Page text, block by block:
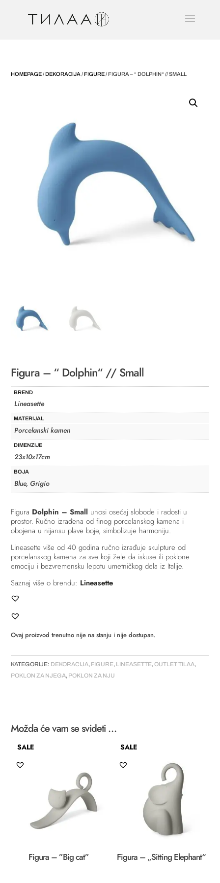
HOMEPAGE/DEKORACIJA /FIGURE/ FIGURA – “ DOLPHIN“ // SMALL
Figura – “ Dolphin“ // Small
BREND
Lineasette
MATERIJAL
Porcelanski kamen
DIMENZIJE
23x10x17cm
BOJA
Blue, Grigio
Figura Dolphin – Small unosi osećaj slobode i radosti u
prostor. Ručno izrađena od finog porcelanskog kamena i
obojena u nijansu plave boje, simbolizuje harmoniju.
Lineasette više od 40 godina ručno izrađuje skulpture od
porcelanskog kamena za sve koji žele da iskuse ili poklone
emociju i bezvremensku lepotu umetničkog dela iz Italije.
Saznaj više o brendu: Lineasette
Ovaj proizvod trenutno nije na stanju i nije dostupan.
KATEGORIJE: DEKORACIJA, FIGURE, LINEASETTE,OUTLET TILAA,
POKLON ZA NJEGA, POKLON ZA NJU
Možda će vam se svideti …
SALE
Figura – ”Big cat”
SALE
Figura – „Sitting Elephant“